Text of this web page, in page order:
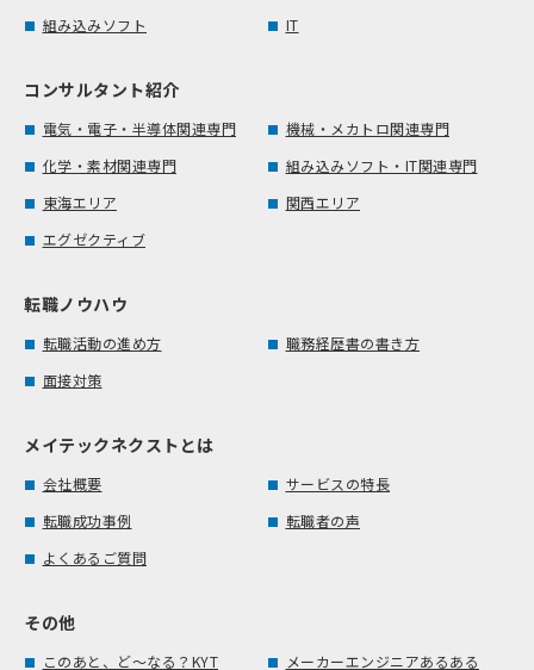
組み込みソフト
IT
コンサルタント紹介
電気・電子・半導体関連専門
機械・メカトロ関連専門
化学・素材関連専門
組み込みソフト・IT関連専門
東海エリア
関西エリア
エグゼクティブ
転職ノウハウ
転職活動の進め方
職務経歴書の書き方
面接対策
メイテックネクストとは
会社概要
サービスの特長
転職成功事例
転職者の声
よくあるご質問
その他
このあと、ど～なる？KYT メーカーエンジニアあるある